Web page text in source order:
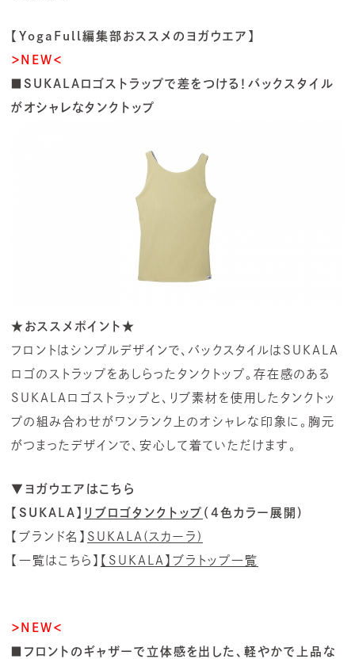
【YogaFull編集部おススメのヨガウエア】
＞NEW＜
■SUKALAロゴストラップで差をつける！バックスタイル
がオシャレなタンクトップ
★おススメポイント★
フロントはシンプルデザインで、バックスタイルはSUKALA
ロゴのストラップをあしらったタンクトップ。存在感のある
SUKALAロゴストラップと、リブ素材を使用したタンクトッ
プの組み合わせがワンランク上のオシャレな印象に。胸元
がつまったデザインで、安心して着ていただけます。
▼ヨガウエアはこちら
【SUKALA】 リブロゴタンクトップ （4色カラー展開)
【ブランド名】 SUKALA(スカーラ)
【一覧はこちら】 【SUKALA】ブラトップ一覧
＞NEW＜
■フロントのギャザーで立体感を出した、軽やかで上品な